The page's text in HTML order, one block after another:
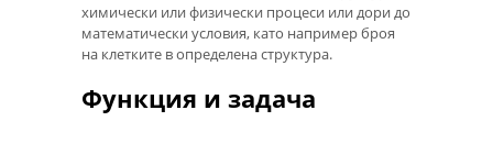
химически или физически процеси или дори до
математически условия, като например броя
на клетките в определена структура.
Функция и задача